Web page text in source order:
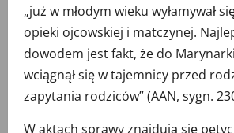
„już w młodym wieku wyłamywał
opieki ojcowskiej i matczynej.
dowodem jest fakt, że do
wciągnął się w tajemnicy przed
zapytania rodziców” (AAN, sygn.
W aktach sprawy znajdują się